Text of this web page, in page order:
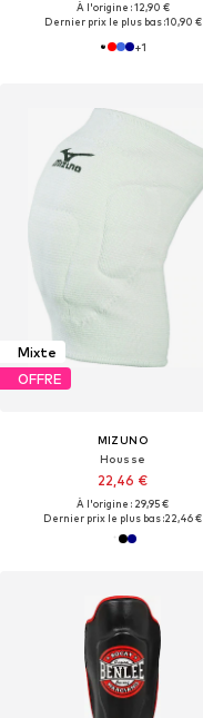
À l'origine : 12,90 €
Dernier prix le plus bas :10,90 €
+1
Mixte
OFFRE
MIZUNO
Housse
22,46 €
À l'origine : 29,95 €
Dernier prix le plus bas :22,46 €